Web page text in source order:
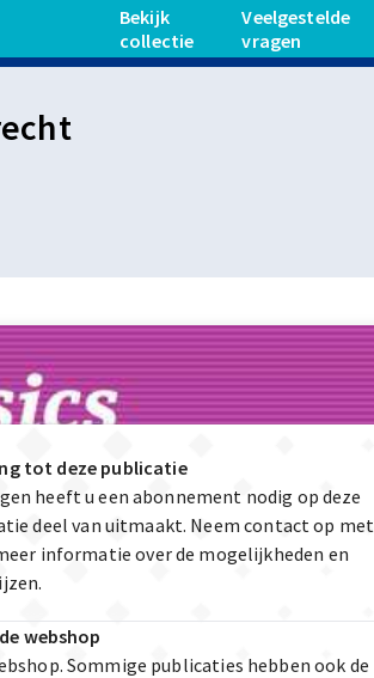
Bekijk
collectie
Veelgestelde
vragen
tot deze publicatie
heeft u een abonnement nodig op deze
deel van uitmaakt. Neem contact op met
informatie over de mogelijkheden en
webshop
Sommige publicaties hebben ook de